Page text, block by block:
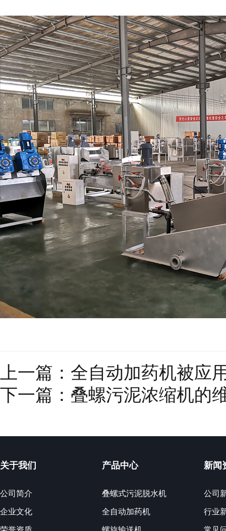
上一篇： 全自动加药机被应
下一篇： 叠螺污泥浓缩机的
关于我们
公司简介
企业文化
产品中心
叠螺式污泥脱水机
全自动加药机
新闻
公司
行业